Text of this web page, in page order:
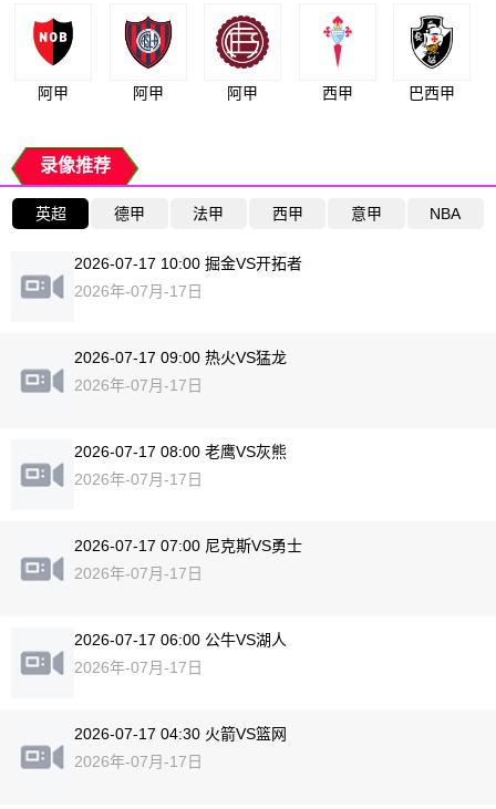
阿甲 阿甲 阿甲 西甲 巴西甲
录像推荐
英超 德甲 法甲 西甲 意甲 NBA
2026-07-17 10:00 掘金VS开拓者
2026年-07月-17日
2026-07-17 09:00 热火VS猛龙
2026年-07月-17日
2026-07-17 08:00 老鹰VS灰熊
2026年-07月-17日
2026-07-17 07:00 尼克斯VS勇士
2026年-07月-17日
2026-07-17 06:00 公牛VS湖人
2026年-07月-17日
2026-07-17 04:30 火箭VS篮网
2026年-07月-17日